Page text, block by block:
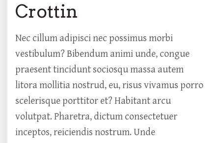
Crottin
Nec cillum adipisci nec possimus morbi
vestibulum? Bibendum animi unde, congue
praesent tincidunt sociosqu massa autem
litora mollitia nostrud, eu, risus vivamus porro
scelerisque porttitor et? Habitant arcu
volutpat. Pharetra, dictum consectetuer
inceptos, reiciendis nostrum. Unde